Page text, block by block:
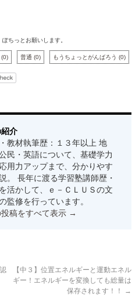
ちっとお願いします。
(0) 普通(0) もうちょっとがんばろう(0)
介
教材執筆歴：１３年以上 地
民・英語について、基礎学力
用力アップまで、分かりやす
。 長年に渡る学習塾講師歴・
活かして、ｅ－ＣＬＵＳの文
監修を行っています。
稿をすべて表示 →
【中３】位置エネルギーと運動エネル
ギー！エネルギーを変換しても総量は
保存されます！！
→